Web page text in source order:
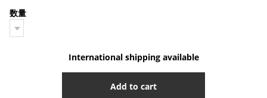
数量
International shipping available
Add to cart